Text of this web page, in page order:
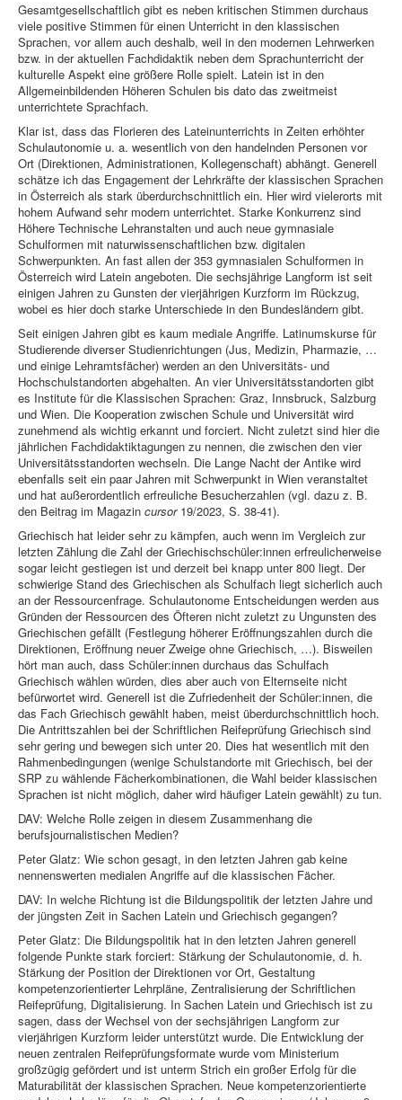
Gesamtgesellschaftlich gibt es neben kritischen Stimmen durchaus
viele positive Stimmen für einen Unterricht in den klassischen
Sprachen, vor allem auch deshalb, weil in den modernen Lehrwerken
bzw. in der aktuellen Fachdidaktik neben dem Sprachunterricht der
kulturelle Aspekt eine größere Rolle spielt. Latein ist in den
Allgemeinbildenden Höheren Schulen bis dato das zweitmeist
unterrichtete Sprachfach.
Klar ist, dass das Florieren des Lateinunterrichts in Zeiten erhöhter
Schulautonomie u. a. wesentlich von den handelnden Personen vor
Ort (Direktionen, Administrationen, Kollegenschaft) abhängt. Generell
schätze ich das Engagement der Lehrkräfte der klassischen Sprachen
in Österreich als stark überdurchschnittlich ein. Hier wird vielerorts mit
hohem Aufwand sehr modern unterrichtet. Starke Konkurrenz sind
Höhere Technische Lehranstalten und auch neue gymnasiale
Schulformen mit naturwissenschaftlichen bzw. digitalen
Schwerpunkten. An fast allen der 353 gymnasialen Schulformen in
Österreich wird Latein angeboten. Die sechsjährige Langform ist seit
einigen Jahren zu Gunsten der vierjährigen Kurzform im Rückzug,
wobei es hier doch starke Unterschiede in den Bundesländern gibt.
Seit einigen Jahren gibt es kaum mediale Angriffe. Latinumskurse für
Studierende diverser Studienrichtungen (Jus, Medizin, Pharmazie, …
und einige Lehramtsfächer) werden an den Universitäts- und
Hochschulstandorten abgehalten. An vier Universitätsstandorten gibt
es Institute für die Klassischen Sprachen: Graz, Innsbruck, Salzburg
und Wien. Die Kooperation zwischen Schule und Universität wird
zunehmend als wichtig erkannt und forciert. Nicht zuletzt sind hier die
jährlichen Fachdidaktiktagungen zu nennen, die zwischen den vier
Universitätsstandorten wechseln. Die Lange Nacht der Antike wird
ebenfalls seit ein paar Jahren mit Schwerpunkt in Wien veranstaltet
und hat außerordentlich erfreuliche Besucherzahlen (vgl. dazu z. B.
den Beitrag im Magazin cursor19/2023, S. 38-41).
Griechisch hat leider sehr zu kämpfen, auch wenn im Vergleich zur
letzten Zählung die Zahl der Griechischschüler:innen erfreulicherweise
sogar leicht gestiegen ist und derzeit bei knapp unter 800 liegt. Der
schwierige Stand des Griechischen als Schulfach liegt sicherlich auch
an der Ressourcenfrage. Schulautonome Entscheidungen werden aus
Gründen der Ressourcen des Öfteren nicht zuletzt zu Ungunsten des
Griechischen gefällt (Festlegung höherer Eröffnungszahlen durch die
Direktionen, Eröffnung neuer Zweige ohne Griechisch, …). Bisweilen
hört man auch, dass Schüler:innen durchaus das Schulfach
Griechisch wählen würden, dies aber auch von Elternseite nicht
befürwortet wird. Generell ist die Zufriedenheit der Schüler:innen, die
das Fach Griechisch gewählt haben, meist überdurchschnittlich hoch.
Die Antrittszahlen bei der Schriftlichen Reifeprüfung Griechisch sind
sehr gering und bewegen sich unter 20. Dies hat wesentlich mit den
Rahmenbedingungen (wenige Schulstandorte mit Griechisch, bei der
SRP zu wählende Fächerkombinationen, die Wahl beider klassischen
Sprachen ist nicht möglich, daher wird häufiger Latein gewählt) zu tun.
DAV: Welche Rolle zeigen in diesem Zusammenhang die
berufsjournalistischen Medien?
Peter Glatz: Wie schon gesagt, in den letzten Jahren gab keine
nennenswerten medialen Angriffe auf die klassischen Fächer.
DAV: In welche Richtung ist die Bildungspolitik der letzten Jahre und
der jüngsten Zeit in Sachen Latein und Griechisch gegangen?
Peter Glatz: Die Bildungspolitik hat in den letzten Jahren generell
folgende Punkte stark forciert: Stärkung der Schulautonomie, d. h.
Stärkung der Position der Direktionen vor Ort, Gestaltung
kompetenzorientierter Lehrpläne, Zentralisierung der Schriftlichen
Reifeprüfung, Digitalisierung. In Sachen Latein und Griechisch ist zu
sagen, dass der Wechsel von der sechsjährigen Langform zur
vierjährigen Kurzform leider unterstützt wurde. Die Entwicklung der
neuen zentralen Reifeprüfungsformate wurde vom Ministerium
großzügig gefördert und ist unterm Strich ein großer Erfolg für die
Maturabilität der klassischen Sprachen. Neue kompetenzorientierte